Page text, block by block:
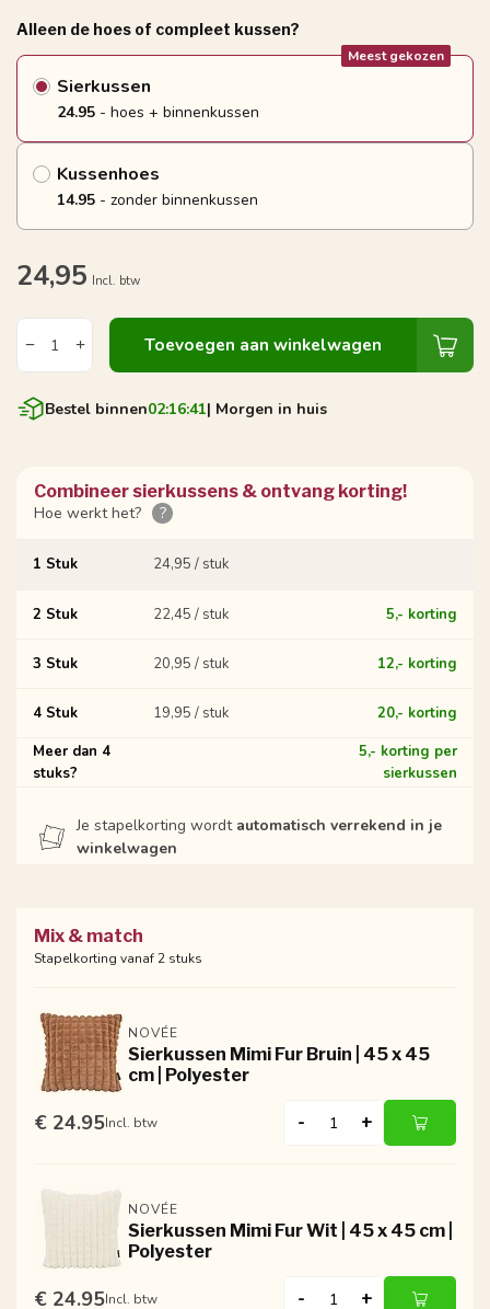
Alleen de hoes of compleet kussen?
Sierkussen
Meest gekozen
24.95 - hoes + binnenkussen
Kussenhoes
14.95 - zonder binnenkussen
24,95 Incl. btw
Toevoegen aan winkelwagen
Bestel binnen02:16:40| Morgen in huis
Combineer sierkussens & ontvang korting!
Hoe werkt het?
?
1 Stuk 24,95 / stuk
2 Stuk 22,45 / stuk 5,- korting
3 Stuk 20,95 / stuk 12,- korting
4 Stuk 19,95 / stuk
20,- korting
Meer dan 4
stuks?
5,- korting per
sierkussen
Je stapelkorting wordt automatisch verrekend in je
winkelwagen
Mix & match
Stapelkorting vanaf 2 stuks
NOVÉE
Sierkussen Mimi Fur Bruin | 45 x 45
cm | Polyester
€ 24.95Incl. btw - +
NOVÉE
Sierkussen Mimi Fur Wit | 45 x 45 cm |
Polyester
€ 24.95Incl. btw - +